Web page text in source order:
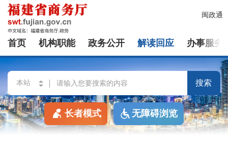
闽政通
首页 机构职能 政务公开 解读回应 办事服务
搜索
长者模式 无障碍浏览